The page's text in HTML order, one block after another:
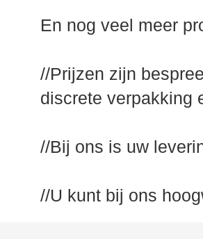
En nog veel meer
//Prijzen zijn
discrete verpakking
//Bij ons is uw
//U kunt bij ons